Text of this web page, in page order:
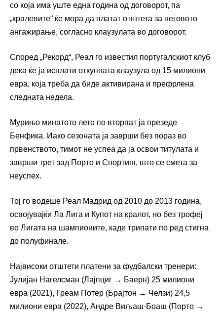
со која има уште една година од договорот, па
„кралевите“ ќе мора да платат отштета за неговото
ангажирање, согласно клаузулата во договорот.
Според „Рекорд“, Реал го известил португалскиот клуб
дека ќе ја исплати откупната клаузула од 15 милиони
евра, која треба да биде активирана и префрлена
следната недела.
Мурињо минатото лето по вторпат ја презеде
Бенфика. Иако сезоната ја заврши без пораз во
првенството, тимот не успеа да ја освои титулата и
заврши трет зад Порто и Спортинг, што се смета за
неуспех.
Тој го водеше Реал Мадрид од 2010 до 2013 година,
освојувајќи Ла Лига и Купот на кралот, но без трофеј
во Лигата на шампионите, каде трипати по ред стигна
до полуфинале.
Највисоки отштети платени за фудбалски тренери:
Јулијан Нагелсман (Лајпциг → Баерн) 25 милиони
евра (2021), Греам Потер (Брајтон → Челзи) 24,5
милиони евра (2022), Андре Виљаш-Боаш (Порто →